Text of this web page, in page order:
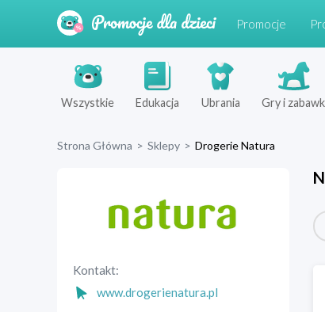
Promocje
Wszystkie Edukacja Ubrania Gry i
Strona Główna > Sklepy > Drogerie Natura
Kontakt:
www.drogerienatura.pl